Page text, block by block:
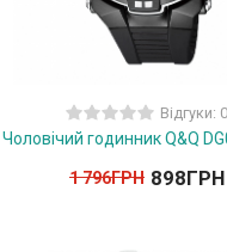
Відгуки: 0
Чоловічий годинник Q&Q
1 796ГРН 898ГРН